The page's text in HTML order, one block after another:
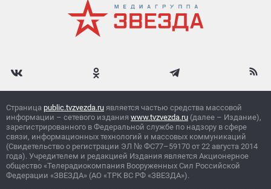
Страница public.tvzvezda.ru является частью средства массовой
информации – сетевого издания www.tvzvezda.ru (далее – Издание),
зарегистрированного в Федеральной службе по надзору в сфере
связи, информационных технологий и массовых коммуникаций
(Свидетельство о регистрации ЭЛ № ФС77–59170 от 22 августа 2014
года). Учредителем и редакцией Издания является Акционерное
общество «Телерадиокомпания Вооруженных Сил Российской
Федерации «ЗВЕЗДА» (АО «ТРК ВС РФ «ЗВЕЗДА»).